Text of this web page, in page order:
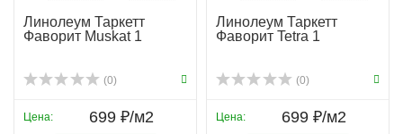
Линолеум Таркетт
Фаворит Muskat 1
(0)
Цена: 699 ₽/м2
Линолеум Таркетт
Фаворит Tetra 1
(0)
Цена: 699 ₽/м2